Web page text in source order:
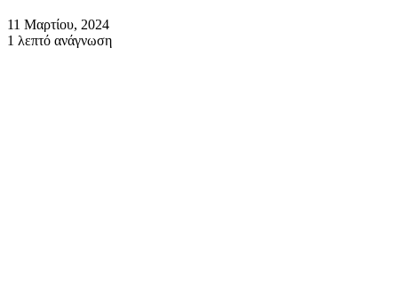
11 Μαρτίου, 2024
1 λεπτό ανάγνωση